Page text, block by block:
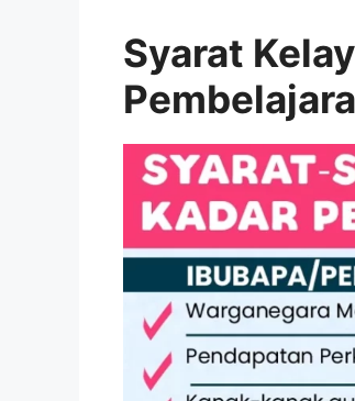
Syarat